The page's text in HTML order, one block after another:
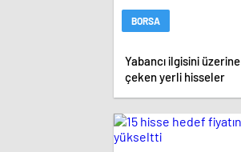
BORSA
Yabancı ilgisini üzerine
çeken yerli hisseler